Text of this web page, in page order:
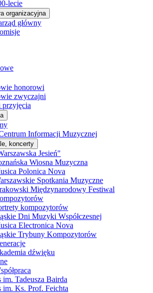
lecie
organizacyjna
główny
honorowi
zwyczajni
przyjęcia
Informacji Muzycznej
koncerty
Jesień"
Wiosna Muzyczna
Polonica Nova
Spotkania Muzyczne
Międzynarodowy Festiwal
kompozytorów
Dni Muzyki Współczesnej
Electronica Nova
Trybuny Kompozytorów
dźwięku
Tadeusza Bairda
im. Ks. Prof. Feichta